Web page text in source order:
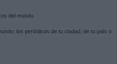
del mundo.
los periódicos de tu ciudad, de tu país o